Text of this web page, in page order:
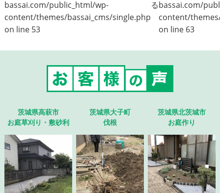
bassai.com/public_html/wp-
content/themes/bassai_cms/single.php
on line 53
るbassai.com/
content/
on line 63
茨城県高萩市
お庭草刈り・敷砂利
茨城県大子町
伐根
茨城県北茨城市
お庭作り